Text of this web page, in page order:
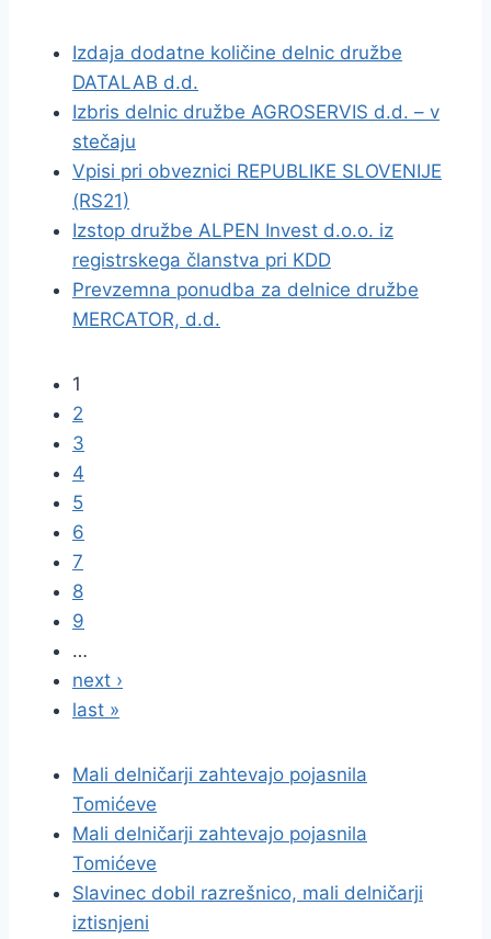
Izdaja dodatne količine delnic družbe
DATALAB d.d.
Izbris delnic družbe AGROSERVIS d.d. – v
stečaju
Vpisi pri obveznici REPUBLIKE SLOVENIJE
(RS21)
Izstop družbe ALPEN Invest d.o.o. iz
registrskega članstva pri KDD
Prevzemna ponudba za delnice družbe
MERCATOR, d.d.
1
2
3
4
5
6
7
8
9
…
next ›
last »
Mali delničarji zahtevajo pojasnila
Tomićeve
Mali delničarji zahtevajo pojasnila
Tomićeve
Slavinec dobil razrešnico, mali delničarji
iztisnjeni